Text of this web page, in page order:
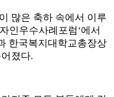
많은 축하 속에서 이루
인우수사례포럼‘에서
한국복지대학교총장상
졌다.